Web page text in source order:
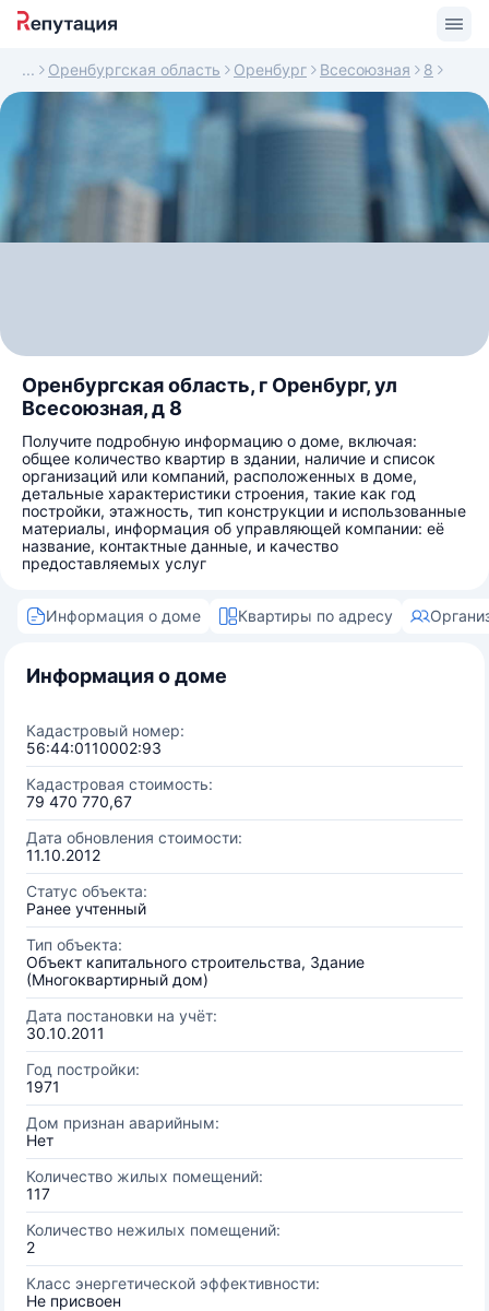
Оренбургская область Оренбург Всесоюзная 8
Оренбургская область, г Оренбург, ул
Всесоюзная, д 8
Получите подробную информацию о доме, включая:
общее количество квартир в здании, наличие и список
организаций или компаний, расположенных в доме,
детальные характеристики строения, такие как год
постройки, этажность, тип конструкции и использованные
материалы, информация об управляющей компании: её
название, контактные данные, и качество
предоставляемых услуг
Информация о доме Квартиры по адресу
Информация о доме
Кадастровый номер:
56:44:0110002:93
Кадастровая стоимость:
79 470 770,67
Дата обновления стоимости:
11.10.2012
Статус объекта:
Ранее учтенный
Тип объекта:
Объект капитального строительства, Здание
(Многоквартирный дом)
Дата постановки на учёт:
30.10.2011
Год постройки:
1971
Дом признан аварийным:
Нет
Количество жилых помещений:
117
Количество нежилых помещений:
2
Класс энергетической эффективности:
Не присвоен